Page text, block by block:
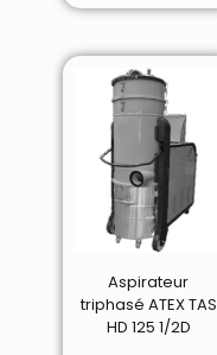
Aspirateur
triphasé ATEX TAS
HD 125 1/2D